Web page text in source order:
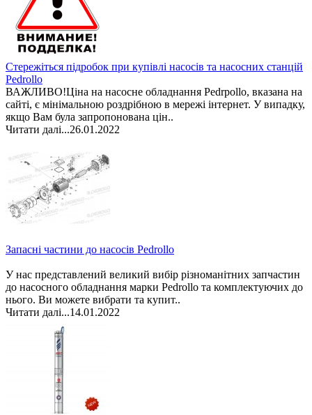
Стережіться підробок при купівлі насосів та насосних станцій
Pedrollo
ВАЖЛИВО!Ціна на насосне обладнання Pedrpollo, вказана на
сайті, є мінімальною роздрібною в мережі інтернет. У випадку,
якщо Вам була запропонована цін..
Читати далі...26.01.2022
Запасні частини до насосів Pedrollo
У нас представлений великий вибір різноманітних запчастин
до насосного обладнання марки Pedrollo та комплектуючих до
нього. Ви можете вибрати та купит..
Читати далі...14.01.2022